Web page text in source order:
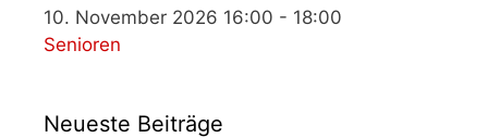
10. November 2026 16:00 - 18:00
Senioren
Neueste Beiträge